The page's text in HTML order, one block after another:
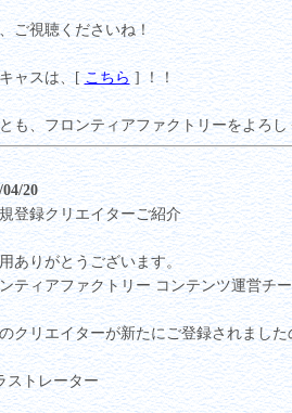
ご視聴くださいね！
ャスは、[こちら] ！！
も、フロンティアファクトリーをよろ
20
登録クリエイターご紹介
ありがとうございます。
ティアファクトリー コンテンツ運営チ
クリエイターが新たにご登録されまし
ストレーター